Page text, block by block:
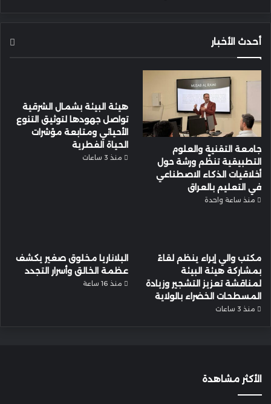
أحدث الأخبار
جامعة التقنية والعلوم
التطبيقية تنظّم ورشة حول
أخلاقيات الذكاء الاصطناعي
في التعليم بالعراق
منذ ساعة واحدة
هيئة البيئة بشمال الشرقية
تواصل جهودها لتوثيق التنوع
الأحيائي ومتابعة مؤشرات
الحياة الفطرية
منذ 3 ساعات
مكتب والي إبراء ينظم لقاءً
بمشاركة هيئة البيئة
لمناقشة تعزيز التشجير وزيادة
المسطحات الخضراء بالولاية
منذ 3 ساعات
البلاناريا مخلوق صغير يكشف
عظمة الخالق وأسرار التجدد
منذ 16 ساعة
الأكثر مشاهدة